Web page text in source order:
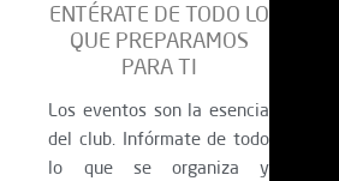
ENTÉRATE DE TODO LO
QUE PREPARAMOS
PARA TI
Los eventos son la esencia
del club. Infórmate de todo
lo que se organiza y